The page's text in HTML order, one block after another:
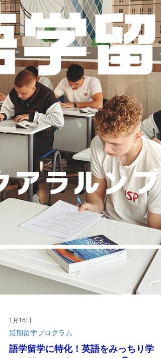
る。 中東・イスラム圏 イスラム文化への理解があ
生活や食文化の面でも安心して暮らせる。 東南アジ
（タイやインドネシアなど） 距離が近く、英語教育
国際的な学位を取得できる。 欧米（アメリカ・オー
トラリアなど） 教育コスト・ライフスタイル を考